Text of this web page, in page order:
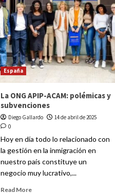
España
La ONG APIP-ACAM: polémicas y
subvenciones
Diego Gallardo
14 de abril de 2025
0
Hoy en día todo lo relacionado con
la gestión en la inmigración en
nuestro país constituye un
negocio muy lucrativo,...
Read More